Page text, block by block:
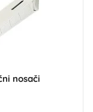
nosači